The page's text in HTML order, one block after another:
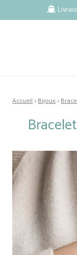
Accueil>Bijoux>